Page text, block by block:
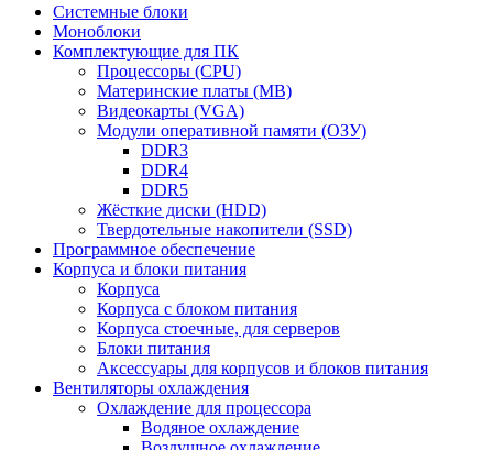
Системные блоки
Моноблоки
Комплектующие для ПК
Процессоры (CPU)
Материнские платы (MB)
Видеокарты (VGA)
Модули оперативной памяти (ОЗУ)
DDR3
DDR4
DDR5
Жёсткие диски (HDD)
Твердотельные накопители (SSD)
Программное обеспечение
Корпуса и блоки питания
Корпуса
Корпуса с блоком питания
Корпуса стоечные, для серверов
Блоки питания
Аксессуары для корпусов и блоков питания
Вентиляторы охлаждения
Охлаждение для процессора
Водяное охлаждение